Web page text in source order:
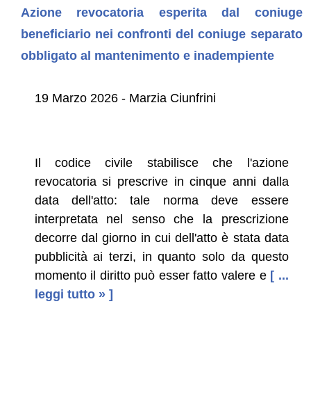
Azione revocatoria esperita dal coniuge
beneficiario nei confronti del coniuge separato
obbligato al mantenimento e inadempiente
19 Marzo 2026 - Marzia Ciunfrini
Il codice civile stabilisce che l'azione
revocatoria si prescrive in cinque anni dalla
data dell'atto: tale norma deve essere
interpretata nel senso che la prescrizione
decorre dal giorno in cui dell'atto è stata data
pubblicità ai terzi, in quanto solo da questo
momento il diritto può esser fatto valere e [ ...
leggi tutto » ]